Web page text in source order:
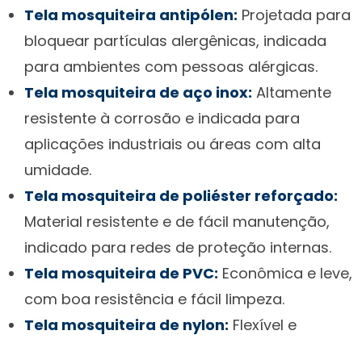
Tela mosquiteira antipólen: Projetada para
bloquear partículas alergênicas, indicada
para ambientes com pessoas alérgicas.
Tela mosquiteira de aço inox: Altamente
resistente à corrosão e indicada para
aplicações industriais ou áreas com alta
umidade.
Tela mosquiteira de poliéster reforçado:
Material resistente e de fácil manutenção,
indicado para redes de proteção internas.
Tela mosquiteira de PVC: Econômica e leve,
com boa resistência e fácil limpeza.
Tela mosquiteira de nylon: Flexível e